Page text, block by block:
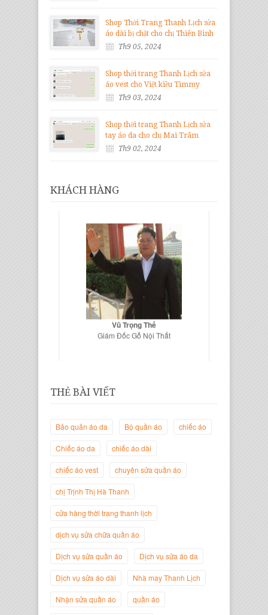
Shop Thời Trang Thanh Lịch sửa
áo dài bị chật cho chị Thiên Bình
Th9 05, 2024
Shop thời trang Thanh Lịch sửa
áo vest cho Việt kiều Timmy
Th9 03, 2024
Shop thời trang Thanh Lịch sửa
tay áo da cho chị Mai Trâm
Th9 02, 2024
KHÁCH HÀNG
Vũ Trọng Thế
Giám Đốc Gỗ Nội Thất
Trịnh Thị Hà Thanh
Giám Đốc Thương Hiệu Giày Thời
Trang Thanh Lịch
THẺ BÀI VIẾT
Bảo quản áo da Bộ quần áo chiếc áo
Chiếc áo da chiếc áo dài
chiếc áo vest chuyên sửa quần áo
chị Trịnh Thị Hà Thanh
cửa hàng thời trang thanh lịch
dịch vụ sửa chữa quần áo
Dịch vụ sửa quần áo Dịch vụ sửa áo da
Dịch vụ sửa áo dài Nhà may Thanh Lịch
Nhận sửa quần áo quần áo